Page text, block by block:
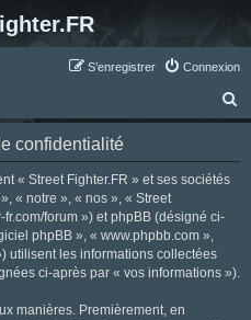
Connexion
S’enregistrer
e
confidentialité
« Street Fighter.FR » et ses sociétés
« notre », « nos », « Street
fr.com/forum ») et phpBB (désigné ci-
phpBB », « www.phpbb.com »,
utilisent les informations collectées
ci-après par « vos informations »).
manières. Premièrement, en